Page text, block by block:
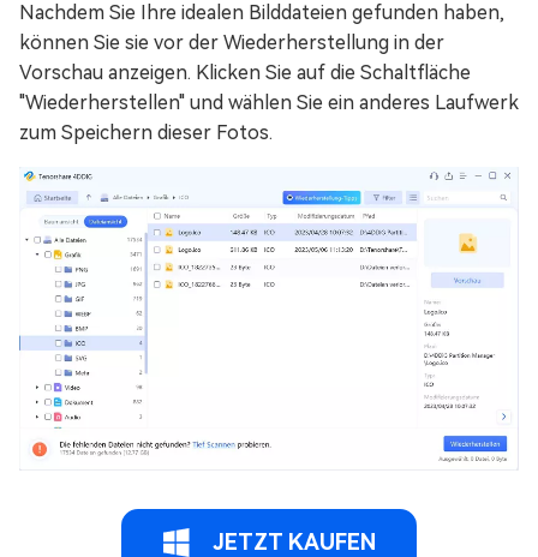
Nachdem Sie Ihre idealen Bilddateien gefunden haben,
können Sie sie vor der Wiederherstellung in der
Vorschau anzeigen. Klicken Sie auf die Schaltfläche
"Wiederherstellen" und wählen Sie ein anderes Laufwerk
zum Speichern dieser Fotos.
JETZT KAUFEN